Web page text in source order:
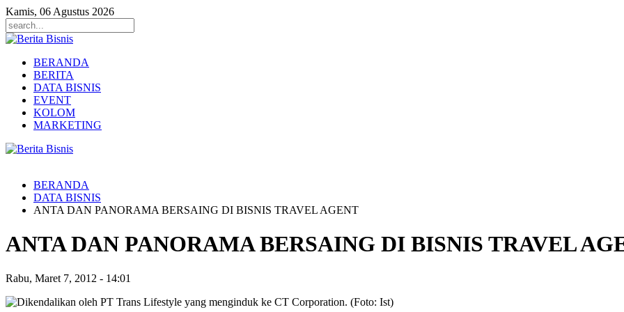
Kamis, 06 Agustus 2026
BERANDA
BERITA
DATA BISNIS
EVENT
KOLOM
MARKETING
BERANDA
DATA BISNIS
ANTA DAN PANORAMA BERSAING DI BISNIS TRAVEL AGENT
ANTA DAN PANORAMA BERSAING DI BISNIS TRAVEL
Rabu, Maret 7, 2012 - 14:01